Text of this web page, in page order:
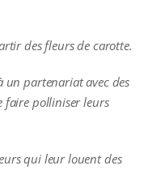
des fleurs de carotte.
un partenariat avec des
polliniser leurs
qui leur louent des